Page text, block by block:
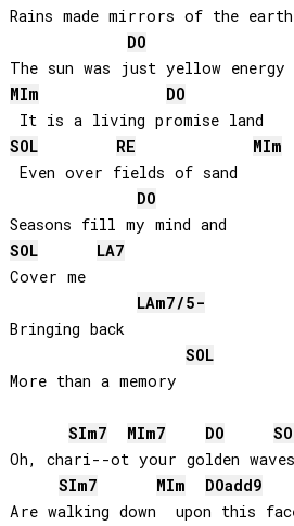
Rains made mirrors of the earth
DO
MIm
DO
SOL
RE MIm
Even over fields of sand
DO
SOL
LA7
Cover me
LAm7/5-
Bringing back
SOL
More than a memory
SIm7 MIm7 DO
Oh, chari--ot your golden waves
SIm7 MIm DOadd9
Are walking down  upon this